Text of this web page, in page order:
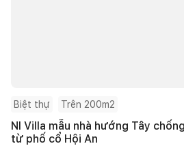
Biệt thự Trên 200m2
NI Villa mẫu nhà hướng Tây
từ phố cổ Hội An